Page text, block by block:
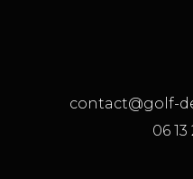
contact@golf-
06